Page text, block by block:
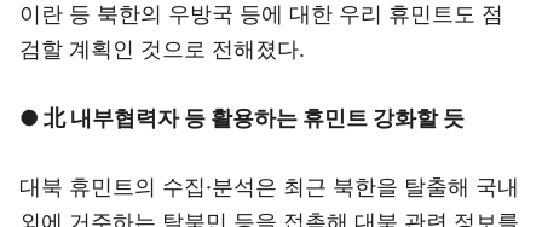
이란 등 북한의 우방국 등에 대한 우리 휴민트도 점
검할 계획인 것으로 전해졌다.
● 北 내부협력자 등 활용하는 휴민트 강화할 듯
대북 휴민트의 수집·분석은 최근 북한을 탈출해 국내
외에 거주하는 탈북민 등을 접촉해 대북 관련 정보를